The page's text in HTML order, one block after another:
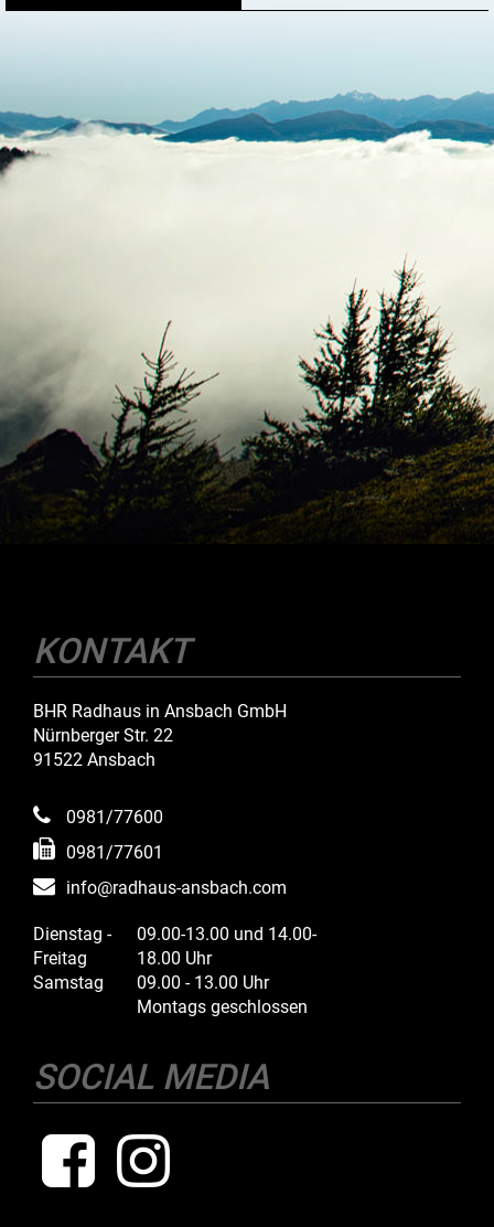
KONTAKT
BHR Radhaus in Ansbach GmbH
Nürnberger Str. 22
91522 Ansbach
0981/77600
0981/77601
info@radhaus-ansbach.com
Dienstag -
Freitag
09.00-13.00 und 14.00-
18.00 Uhr
Samstag
09.00 - 13.00 Uhr
Montags geschlossen
SOCIAL MEDIA